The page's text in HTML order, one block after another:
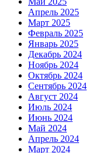
Апрель 2025
Март 2025
Февраль 2025
Январь 2025
Декабрь 2024
Ноябрь 2024
Октябрь 2024
Сентябрь 2024
Август 2024
Июль 2024
Июнь 2024
Май 2024
Апрель 2024
Март 2024